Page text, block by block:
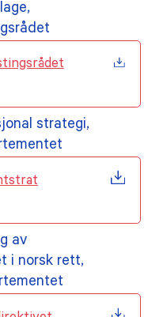
strategi,
av
i norsk rett,